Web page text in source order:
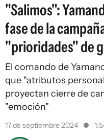
"Salimos":
fase de la
"prioridades" de
El comando de
que "atributos
proyectan cierre de
"emoción"
17 de septiembre 2024